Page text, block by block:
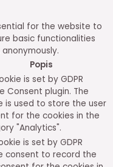
for the website to
basic functionalities
Popis
is set by GDPR
Consent plugin. The
is used to store the user
for the cookies in the
"Analytics".
is set by GDPR
consent to record the